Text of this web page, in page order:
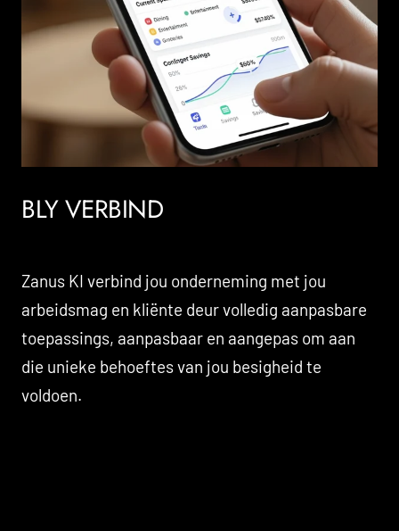
BLY VERBIND
Zanus KI verbind jou onderneming met jou
arbeidsmag en kliënte deur volledig aanpasbare
toepassings, aanpasbaar en aangepas om aan
die unieke behoeftes van jou besigheid te
voldoen.